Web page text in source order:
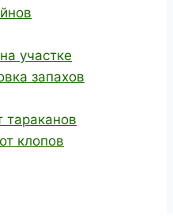
участке
запахов
тараканов
клопов